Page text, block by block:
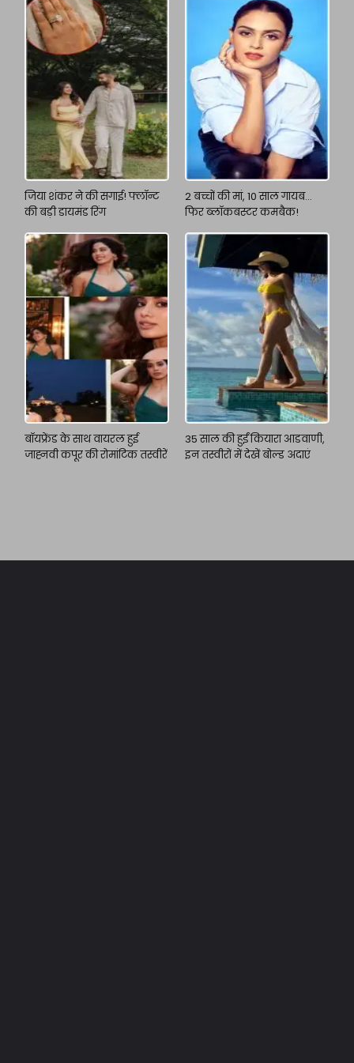
जिया शंकर ने की सगाई! फ्लॉन्ट
की बड़ी डायमंड रिंग
2 बच्चों की मां, 10 साल गायब…
फिर ब्लॉकबस्टर कमबैक!
बॉयफ्रेंड के साथ वायरल हुई
जाह्नवी कपूर की रोमांटिक तस्वीरें
35 साल की हुईं कियारा आडवाणी,
इन तस्वीरों में देखें बोल्ड अदाएं